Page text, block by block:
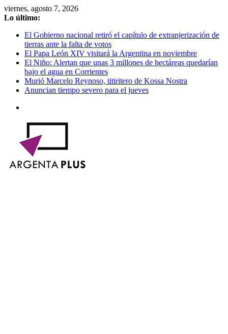
Saltar
al
viernes, agosto 7, 2026
Lo último:
El Gobierno nacional retiró el capítulo de extranjerización de
tierras ante la falta de votos
El Papa León XIV visitará la Argentina en noviembre
El Niño: Alertan que unas 3 millones de hectáreas quedarían
bajo el agua en Corrientes
Murió Marcelo Reynoso, titiritero de Kossa Nostra
Anuncian tiempo severo para el jueves